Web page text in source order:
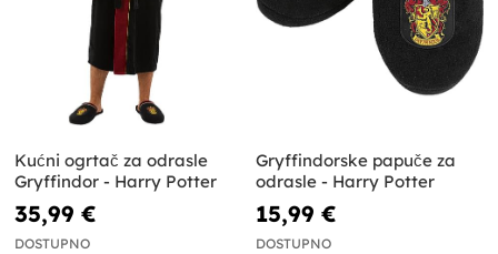
Kućni ogrtač za odrasle
Gryffindor - Harry Potter
35,99 €
DOSTUPNO
Gryffindorske papuče za
odrasle - Harry Potter
15,99 €
DOSTUPNO